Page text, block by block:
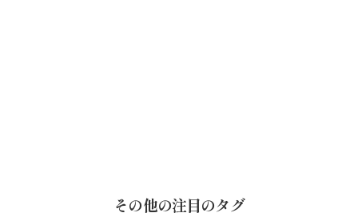
その他の注目のタグ